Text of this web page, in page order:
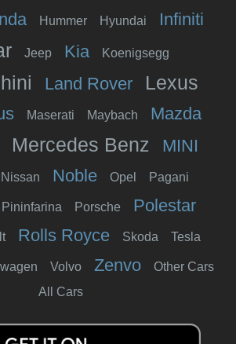
Hummer Hyundai Infiniti
Jeep Kia Koenigsegg
Land Rover Lexus
Maserati Maybach Mazda
Mercedes Benz MINI
Nissan Noble Opel Pagani
Pininfarina Porsche Polestar
Rolls Royce Skoda Tesla
Volvo Zenvo
Other Cars
All Cars